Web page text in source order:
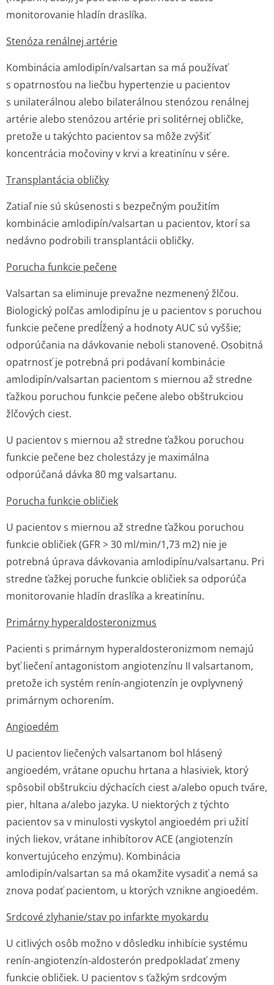
monitorovanie hladín draslíka.
Stenóza renálnej artérie
Kombinácia amlodipín/valsartan sa má používať
s opatrnosťou na liečbu hypertenzie u pacientov
s unilaterálnou alebo bilaterálnou stenózou renálnej
artérie alebo stenózou artérie pri solitérnej obličke,
pretože u takýchto pacientov sa môže zvýšiť
koncentrácia močoviny v krvi a kreatinínu v sére.
Transplantácia obličky
Zatiaľ nie sú skúsenosti s bezpečným použitím
kombinácie amlodipín/valsartan u pacientov, ktorí sa
nedávno podrobili transplantácii obličky.
Porucha funkcie pečene
Valsartan sa eliminuje prevažne nezmenený žlčou.
Biologický polčas amlodipínu je u pacientov s poruchou
funkcie pečene predĺžený a hodnoty AUC sú vyššie;
odporúčania na dávkovanie neboli stanovené. Osobitná
opatrnosť je potrebná pri podávaní kombinácie
amlodipín/valsartan pacientom s miernou až stredne
ťažkou poruchou funkcie pečene alebo obštrukciou
žlčových ciest.
U pacientov s miernou až stredne ťažkou poruchou
funkcie pečene bez cholestázy je maximálna
odporúčaná dávka 80 mg valsartanu.
Porucha funkcie obličiek
U pacientov s miernou až stredne ťažkou poruchou
funkcie obličiek (GFR > 30 ml/min/1,73 m2) nie je
potrebná úprava dávkovania amlodipínu/val­sartanu. Pri
stredne ťažkej poruche funkcie obličiek sa odporúča
monitorovanie hladín draslíka a kreatinínu.
Primárny hyperaldostero­nizmus
Pacienti s primárnym hyperaldostero­nizmom nemajú
byť liečení antagonistom angiotenzínu II valsartanom,
pretože ich systém renín-angiotenzín je ovplyvnený
primárnym ochorením.
Angioedém
U pacientov liečených valsartanom bol hlásený
angioedém, vrátane opuchu hrtana a hlasiviek, ktorý
spôsobil obštrukciu dýchacích ciest a/alebo opuch tváre,
pier, hltana a/alebo jazyka. U niektorých z týchto
pacientov sa v minulosti vyskytol angioedém pri užití
iných liekov, vrátane inhibítorov ACE (angiotenzín
konvertujúceho enzýmu). Kombinácia
amlodipín/valsartan sa má okamžite vysadiť a nemá sa
znova podať pacientom, u ktorých vznikne angioedém.
Srdcové zlyhanie/stav po infarkte myokardu
U citlivých osôb možno v dôsledku inhibície systému
renín-angiotenzín-aldosterón predpokladať zmeny
funkcie obličiek. U pacientov s ťažkým srdcovým